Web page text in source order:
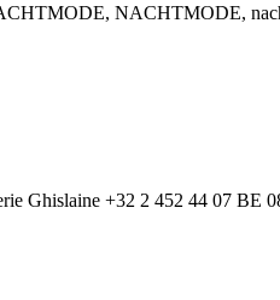
NACHTMODE,
Ghislaine +32 2 452 44 07 BE